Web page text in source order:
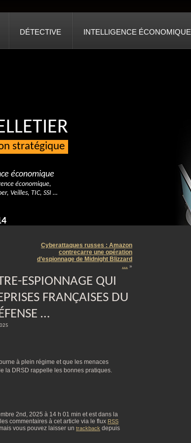
DÉTECTIVE INTELLIGENCE ÉCONOMIQUE
stratégique
économique
économique,
Veilles, TIC, SSI …
Cyberattaques russes : Amazon
contrecarre une opération
d’espionnage de Midnight Blizzard
… »
ESPIONNAGE QUI
FRANÇAISES DU
…
à plein régime et que les menaces
la DRSD rappelle les bonnes pratiques.
2nd, 2025 à 14 h 01 min et est dans la
commentaires à cet article via le flux RSS
vous pouvez laisser un trackback depuis